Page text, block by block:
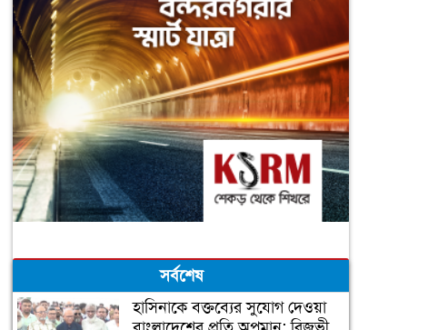
সর্বশেষ
হাসিনাকে বক্তব্যের সুযোগ দেওয়া